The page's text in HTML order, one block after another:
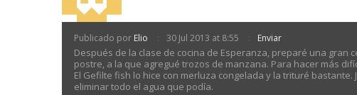
Publicado por Elio 30 Jul 2013 at 8:55 Enviar
Después de la clase de cocina de Esperanza, preparé una gran
postre, a la que agregué trozos de manzana. Para hacer más
El Gefilte fish lo hice con merluza congelada y la trituré
eliminar todo el agua que podía.